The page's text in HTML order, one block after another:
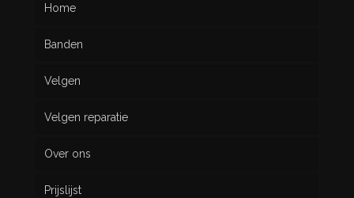
Home
Banden
Nieuw
Gebruikt
Velgen
Velgen reparatie
Over ons
Prijslijst